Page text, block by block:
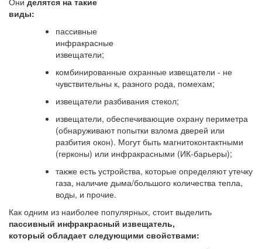
виды:
пассивные
инфракрасные
извещатели;
комбинированные охранные извещатели - не
чувствительны к, разного рода, помехам;
извещатели разбивания стекол;
извещатели, обеспечивающие охрану периметра
(обнаруживают попытки взлома дверей или
разбития окон). Могут быть магнитоконтактными
(герконы) или инфракрасными (ИК-барьеры);
также есть устройства, которые определяют утечку
газа, наличие дыма/большого количества тепла,
воды, и прочие.
Как одним из наиболее популярных, стоит выделить
пассивный инфракрасный извещатель,
который обладает следующими свойствами: